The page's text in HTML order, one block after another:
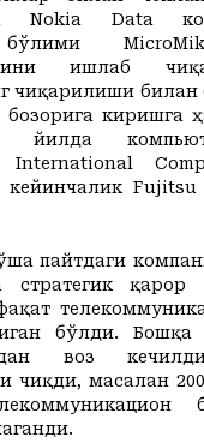
Nokia Data
ишлаб
чиқарилиши
киришга
йилда
International
кейинчалик Fujitsu
пайтдаги
қарор
бўлди. Бошқа
воз
чиқди, масалан